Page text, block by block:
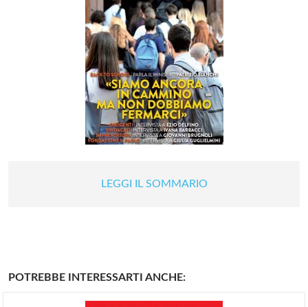
LEGGI IL SOMMARIO
POTREBBE INTERESSARTI ANCHE: